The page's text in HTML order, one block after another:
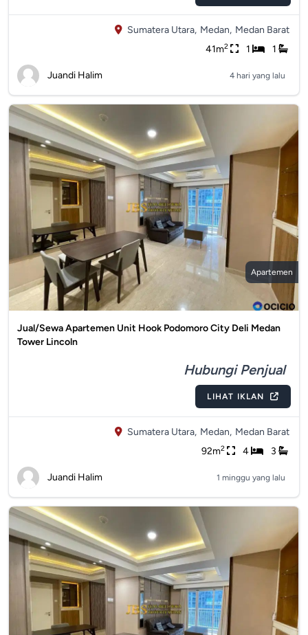
Sumatera Utara, Medan, Medan Barat
41m2 1 1
Juandi Halim 4 hari yang lalu
Apartemen
Jual/Sewa Apartemen Unit Hook Podomoro City Deli Medan
Tower Lincoln
Hubungi Penjual
LIHAT IKLAN
Sumatera Utara, Medan, Medan Barat
92m2 4 3
Juandi Halim 1 minggu yang lalu